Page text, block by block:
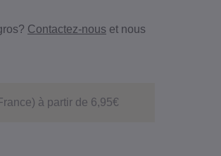
à partir de 6,95€
Contactez-nous et nous